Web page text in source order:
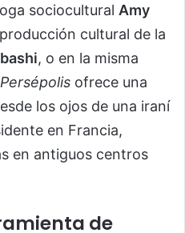
sociocultural Amy
cultural de la
, o en la misma
Persépolis ofrece una
los ojos de una iraní
en Francia,
en antiguos centros
de